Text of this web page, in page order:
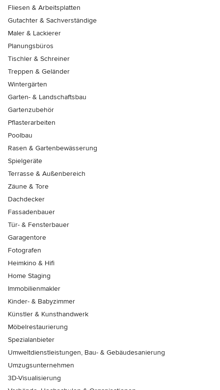
Fliesen & Arbeitsplatten
Gutachter & Sachverständige
Maler & Lackierer
Planungsbüros
Tischler & Schreiner
Treppen & Geländer
Wintergärten
Garten- & Landschaftsbau
Gartenzubehör
Pflasterarbeiten
Poolbau
Rasen & Gartenbewässerung
Spielgeräte
Terrasse & Außenbereich
Zäune & Tore
Dachdecker
Fassadenbauer
Tür- & Fensterbauer
Garagentore
Fotografen
Heimkino & Hifi
Home Staging
Immobilienmakler
Kinder- & Babyzimmer
Künstler & Kunsthandwerk
Möbelrestaurierung
Spezialanbieter
Umweltdienstleistungen, Bau- & Gebäudesanierung
Umzugsunternehmen
3D-Visualisierung